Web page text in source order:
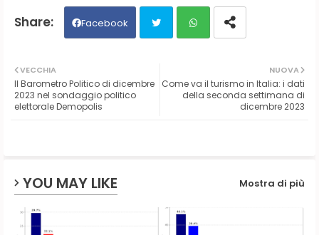
Facebook
ter ats
NUOVA
Come va il turismo in Italia: i dati
della seconda settimana di
dicembre 2023
VECCHIA
Il Barometro Politico di dicembre
2023 nel sondaggio politico
elettorale Demopolis
YOU MAY LIKE Mostra di più